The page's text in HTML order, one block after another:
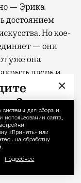
для сбора и
использовании сайта,
«Принять» или
на обработку
Подробнее
— Эрика
достоянием
Но кое-
— они
уже она
дверь и
работе?» —
как впиться
нет», — дрожит
счастью. В
Конечно,
— разве
с Николь
×